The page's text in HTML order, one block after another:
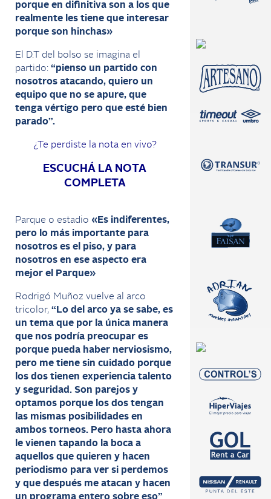
porque en difinitiva son a los que
realmente les tiene que interesar
porque son hinchas»
El D.T del bolso se imagina el
partido: “pienso un partido con
nosotros atacando, quiero un
equipo que no se apure, que
tenga vértigo pero que esté bien
parado”.
¿Te perdiste la nota en vivo?
ESCUCHÁ LA NOTA
COMPLETA
Parque o estadio «Es indiferentes,
pero lo más importante para
nosotros es el piso, y para
nosotros en ese aspecto era
mejor el Parque»
Rodrigó Muñoz vuelve al arco
tricolor, “Lo del arco ya se sabe, es
un tema que por la única manera
que nos podría preocupar es
porque pueda haber nerviosismo,
pero me tiene sin cuidado porque
los dos tienen experiencia talento
y seguridad. Son parejos y
optamos porque los dos tengan
las mismas posibilidades en
ambos torneos. Pero hasta ahora
le vienen tapando la boca a
aquellos que quieren y hacen
periodismo para ver si perdemos
y que después me atacan y hacen